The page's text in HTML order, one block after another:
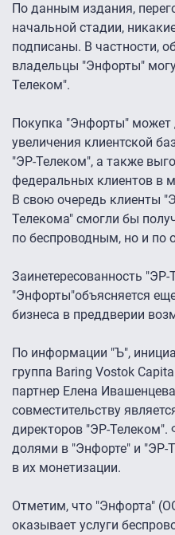
По данным издания,
начальной стадии,
подписаны. В частности,
владельцы "Энфорты"
Телеком".
Покупка "Энфорты" может
увеличения клиентской
"ЭР-Телеком", а также
федеральных клиентов в
В свою очередь клиенты
Телекома" смогли бы
по беспроводным, но и по
Заинетересованность
"Энфорты"объясняется
бизнеса в преддверии
По информации "Ъ",
группа Baring Vostok
партнер Елена
совместительству
директоров "ЭР-
долями в "Энфорте" и "ЭР-
в их монетизации.
Отметим, что "Энфорта"
оказывает услуги